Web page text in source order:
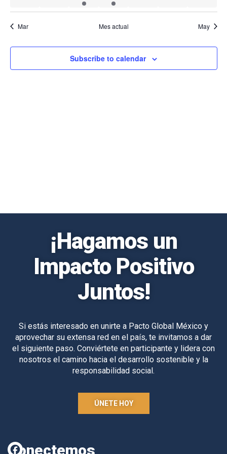
Mar Mes actual May
Subscribe to calendar
¡Hagamos un
Impacto Positivo
Juntos!
Si estás interesado en unirte a Pacto Global México y
aprovechar su extensa red en el país, te invitamos a dar
el siguiente paso. Conviértete en participante y lidera con
nosotros el camino hacia el desarrollo sostenible y la
responsabilidad social.
ÚNETE HOY
Conectemos